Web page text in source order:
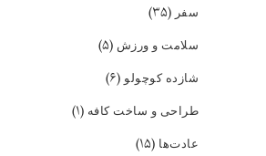
سفر (۳۵)
سلامت و ورزش (۵)
شازده کوچولو(۶)
طراحی و ساخت کافه (۱)
عادت‌ها (۱۵)